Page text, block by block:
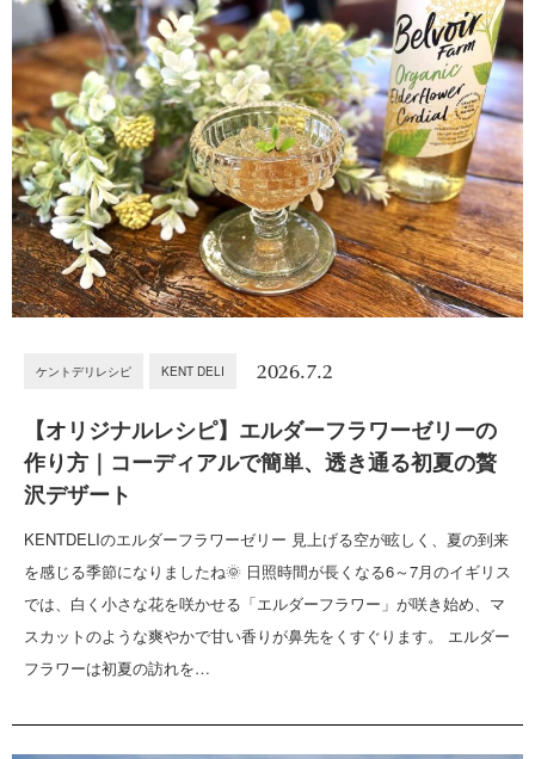
ケントデリレシピ KENT DELI 2026.7.2
【オリジナルレシピ】エルダーフラワーゼリーの
作り方｜コーディアルで簡単、透き通る初夏の贅
沢デザート
KENTDELIのエルダーフラワーゼリー 見上げる空が眩しく、夏の到来
を感じる季節になりましたね🌞 日照時間が長くなる6～7月のイギリス
では、白く小さな花を咲かせる「エルダーフラワー」が咲き始め、マ
スカットのような爽やかで甘い香りが鼻先をくすぐります。 エルダー
フラワーは初夏の訪れを…